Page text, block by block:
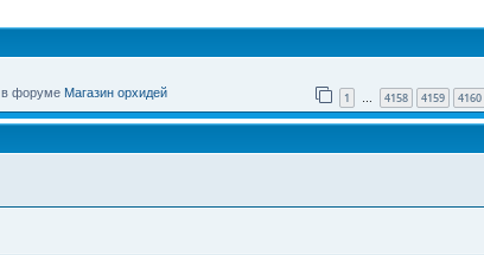
в форуме Магазин орхидей 1 … 4158 4159 4160